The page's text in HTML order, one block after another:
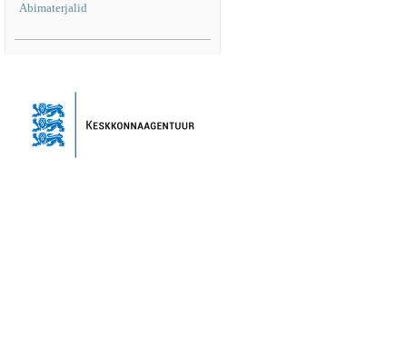
Abimaterjalid